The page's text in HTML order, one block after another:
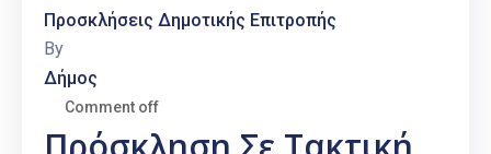
Προσκλήσεις Δημοτικής Επιτροπής
By
Δήμος
Comment off